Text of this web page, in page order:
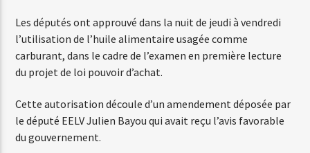
07:00 12:00
Web-Radio-Le-Mosquitos
Les députés ont approuvé dans la nuit de jeudi à vendredi
l’utilisation de l’huile alimentaire usagée comme
carburant, dans le cadre de l’examen en première lecture
du projet de loi pouvoir d’achat.
Cette autorisation découle d’un amendement déposée par
le député EELV Julien Bayou qui avait reçu l’avis favorable
du gouvernement.